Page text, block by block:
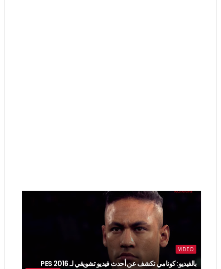
VIDEO
بالفيديو: كونامي تكشف عن أحدث فيديو تشويقي لـ PES 2016